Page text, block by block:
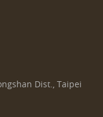
Dist., Taipei